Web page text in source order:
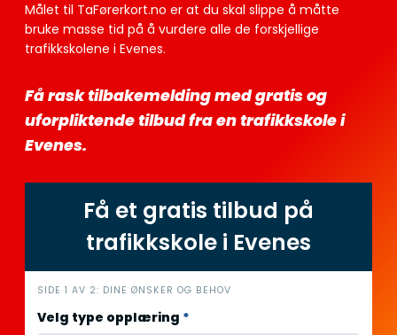
Målet til TaFørerkort.no er at du skal slippe å måtte
bruke masse tid på å vurdere alle de forskjellige
trafikkskolene i Evenes.
Få rask tilbakemelding med gratis og
uforpliktende tilbud fra en trafikkskole i
Evenes.
Få et gratis tilbud på
trafikkskole i Evenes
i
n
SIDE 1 AV 2: DINE ØNSKER OG BEHOV
Velg type opplæring *